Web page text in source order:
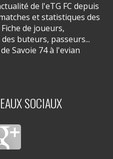
de l'eTG FC depuis
et statistiques des
de joueurs,
buteurs, passeurs...
Savoie 74 à l'evian
SOCIAUX